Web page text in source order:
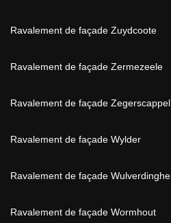
Ravalement de façade Zuydcoote
Ravalement de façade Zermezeele
Ravalement de façade Zegerscappel
Ravalement de façade Wylder
Ravalement de façade Wulverdinghe
Ravalement de façade Wormhout